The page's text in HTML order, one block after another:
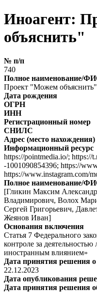
Иноагент:
объяснить"
№ п/п
740
Полное наименование/
Проект "Можем объяснить"
Дата рождения
ОГРН
ИНН
Регистрационный номер
СНИЛС
Адрес (место нахождения)
Информационный ресурс
https://pointmedia.io/; https://
-1001090854396; https://
https://www.instagram.com/
Полное наименование/
[Гликин Максим
Владимирович, Волох
Сергей Григорьевич,
Жеянов Иван]
Основания включения
Статья 7 Федерального
контроле за
иностранным влиянием»
Дата принятия решения
22.12.2023
Дата опубликования
Дата принятия решения